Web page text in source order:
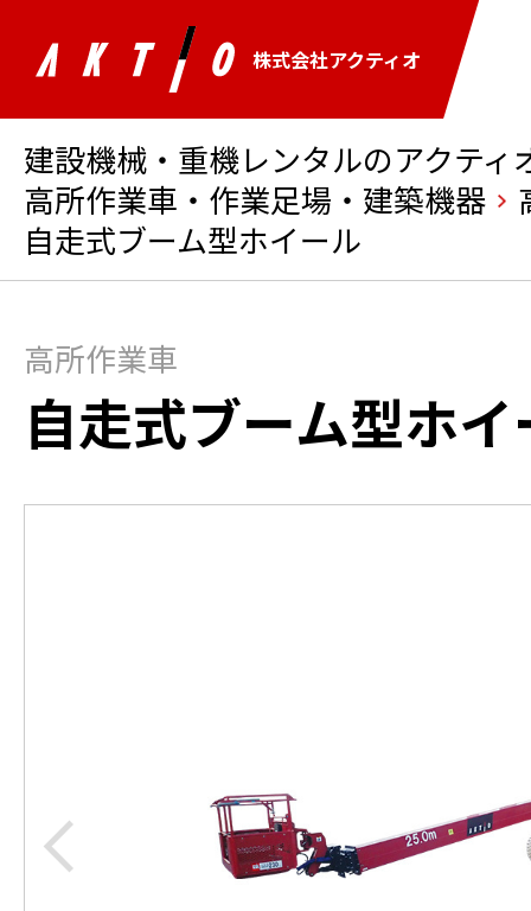
株式会社アクティオ
建設機械・重機レンタルのアクティ
高所作業車・作業足場・建築機器
自走式ブーム型ホイール
高所作業車
自走式ブーム型ホ